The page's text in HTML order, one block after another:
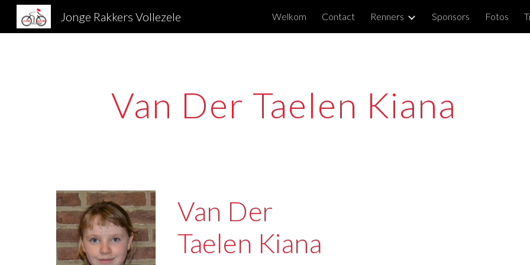
Skip to main content Skip to
Jonge Rakkers Vollezele Welkom Contact Renners Sponsors Fotos
Van Der Taelen Kiana
Van Der
Taelen Kiana